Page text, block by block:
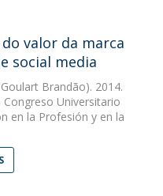
valor da marca
social media
Brandão). 2014.
Universitario
en la Profesión y en la